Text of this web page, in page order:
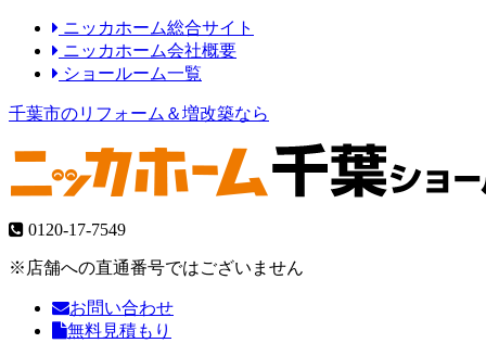
ニッカホーム総合サイト
ニッカホーム会社概要
ショールーム一覧
千葉市のリフォーム＆増改築なら
0120-17-7549
※店舗への直通番号ではございません
お問い合わせ
無料見積もり